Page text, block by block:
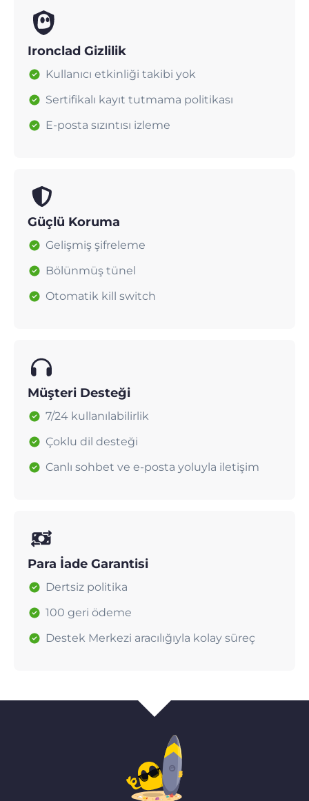
Ironclad Gizlilik
Kullanıcı etkinliği takibi yok
Sertifikalı kayıt tutmama politikası
E-posta sızıntısı izleme
Güçlü Koruma
Gelişmiş şifreleme
Bölünmüş tünel
Otomatik kill switch
Müşteri Desteği
7/24 kullanılabilirlik
Çoklu dil desteği
Canlı sohbet ve e-posta yoluyla iletişim
Para İade Garantisi
Dertsiz politika
100 geri ödeme
Destek Merkezi aracılığıyla kolay süreç